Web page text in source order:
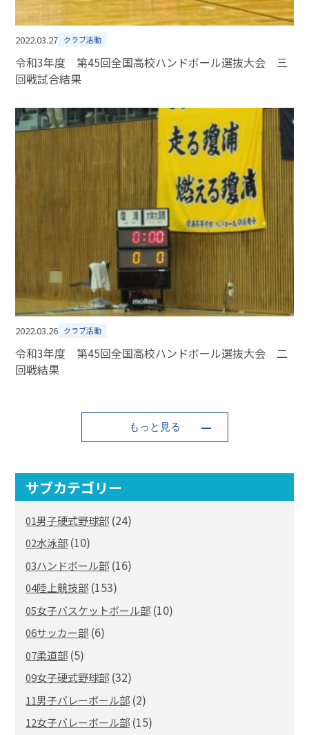
2022.03.27 クラブ活動
令和3年度 第45回全国高校ハンドボール選抜大会 三
回戦試合結果
2022.03.26 クラブ活動
令和3年度 第45回全国高校ハンドボール選抜大会 二
回戦結果
もっと見る
サブカテゴリー
01男子硬式野球部 (24)
02水泳部 (10)
03ハンドボール部 (16)
04陸上競技部 (153)
05女子バスケットボール部 (10)
06サッカー部 (6)
07柔道部 (5)
09女子硬式野球部 (32)
11男子バレーボール部 (2)
12女子バレーボール部 (15)